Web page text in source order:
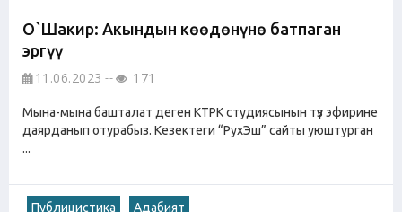
О`Шакир: Акындын көөдөнүнө батпаган
эргүү
11.06.2023 171
Мына-мына башталат деген КТРК студиясынын түз эфирине
даярданып отурабыз. Кезектеги “РухЭш” сайты уюштурган
...
Публицистика Адабият